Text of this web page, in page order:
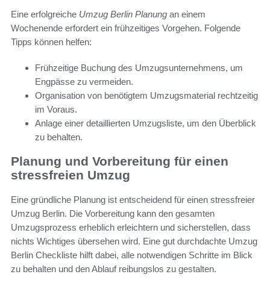
Eine erfolgreiche Umzug Berlin Planung an einem
Wochenende erfordert ein frühzeitiges Vorgehen. Folgende
Tipps können helfen:
Frühzeitige Buchung des Umzugsunternehmens, um
Engpässe zu vermeiden.
Organisation von benötigtem Umzugsmaterial rechtzeitig
im Voraus.
Anlage einer detaillierten Umzugsliste, um den Überblick
zu behalten.
Planung und Vorbereitung für einen
stressfreien Umzug
Eine gründliche Planung ist entscheidend für einen stressfreier
Umzug Berlin. Die Vorbereitung kann den gesamten
Umzugsprozess erheblich erleichtern und sicherstellen, dass
nichts Wichtiges übersehen wird. Eine gut durchdachte Umzug
Berlin Checkliste hilft dabei, alle notwendigen Schritte im Blick
zu behalten und den Ablauf reibungslos zu gestalten.